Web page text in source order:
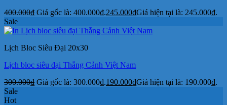
400.000₫ Giá gốc là: 400.000₫.245.000₫Giá hiện tại là: 245.000₫.
Sale
Lịch Bloc Siêu Đại 20x30
Lịch bloc siêu đại Thắng Cảnh Việt Nam
300.000₫ Giá gốc là: 300.000₫.190.000₫Giá hiện tại là: 190.000₫.
Sale
Hot